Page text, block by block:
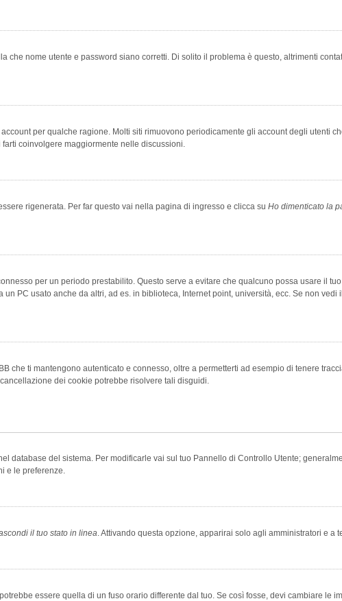
che nome utente e password siano corretti. Di solito il problema è questo, altrimenti
per qualche ragione. Molti siti rimuovono periodicamente gli account degli utenti
coinvolgere maggiormente nelle discussioni.
rigenerata. Per far questo vai nella pagina di ingresso e clicca su Ho dimenticato la
per un periodo prestabilito. Questo serve a evitare che qualcuno possa usare il
PC usato anche da altri, ad es. in biblioteca, Internet point, università, ecc. Se non
che ti mantengono autenticato e connesso, oltre a permetterti ad esempio di tenere
dei cookie potrebbe risolvere tali disguidi.
database del sistema. Per modificarle vai sul tuo Pannello di Controllo Utente;
e le preferenze.
il tuo stato in linea. Attivando questa opzione, apparirai solo agli amministratori e a
essere quella di un fuso orario differente dal tuo. Se così fosse, devi cambiare le